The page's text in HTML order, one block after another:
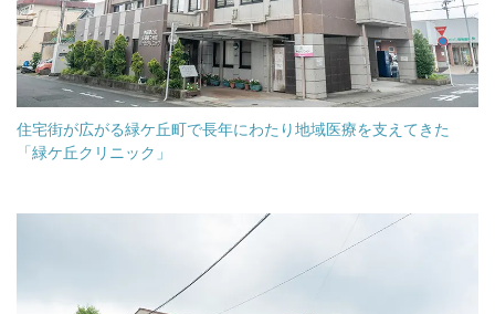
住宅街が広がる緑ケ丘町で長年にわたり地域医療を支えてきた
「緑ケ丘クリニック」